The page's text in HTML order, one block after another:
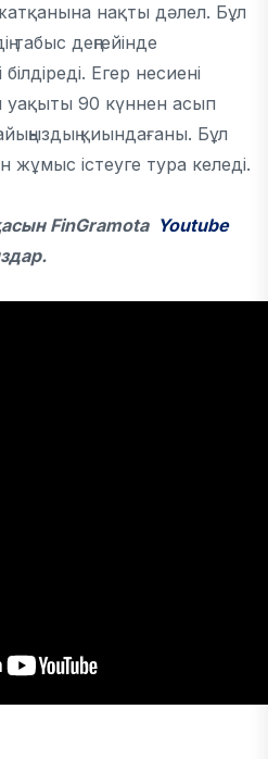
нақты дәлел. Бұл
табыс деңгейінде
білдіреді. Егер несиені
уақыты 90 күннен асып
қиындағаны. Бұл
жұмыс істеуге тура келеді.
FinGramota Youtube